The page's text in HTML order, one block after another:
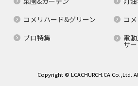
コメリハード&グリーン
コ
プロ特集
電
サ
Copyright © LCACHURCH.CA Co.,Ltd.